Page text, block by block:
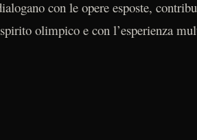
con le opere esposte,
olimpico e con l’esperienza